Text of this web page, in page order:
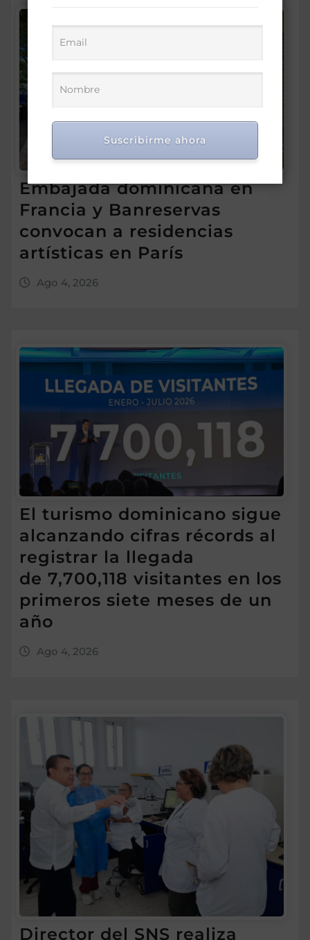
Embajada dominicana en
Francia y Banreservas
convocan a residencias
artísticas en París
Ago 4, 2026
El turismo dominicano sigue
alcanzando cifras récords al
registrar la llegada
de 7,700,118 visitantes en los
primeros siete meses de un
año
Ago 4, 2026
Director del SNS realiza
Suscribirme ahora